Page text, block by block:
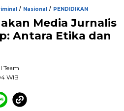
/ Nasional / PENDIDIKAN
Media Jurnalis
Antara Etika dan
Team
WIB